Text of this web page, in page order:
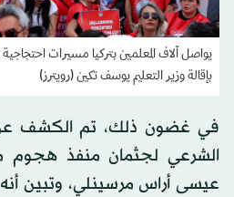
يواصل آلاف المعلمين بتركيا مسيرات
بإقالة وزير التعليم يوسف تكين (رويترز)
في غضون ذلك، تم الكشف
الشرعي لجثمان منفذ هجوم
عيسى أراس مرسينلي، وتبين